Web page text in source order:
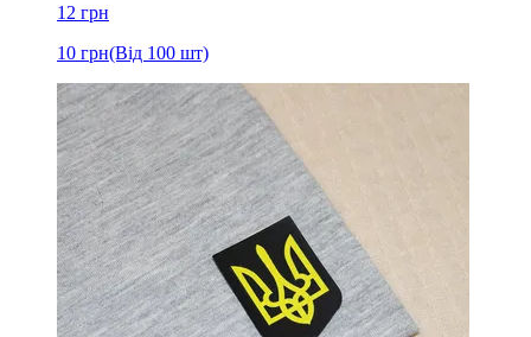
12 грн
10 грн(Від 100 шт)